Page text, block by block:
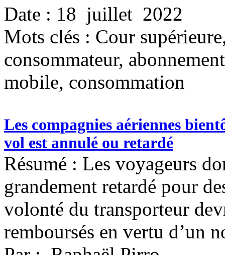
Date : 18 juillet 2022
Mots clés : Cour
consommateur,
mobile, consommation
Les compagnies aériennes
vol est annulé ou retardé
Résumé : Les voyageurs
grandement retardé pour
volonté du transporteur
remboursés en vertu d’un